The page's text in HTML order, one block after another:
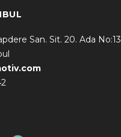
San. Sit. 20. Ada No:13